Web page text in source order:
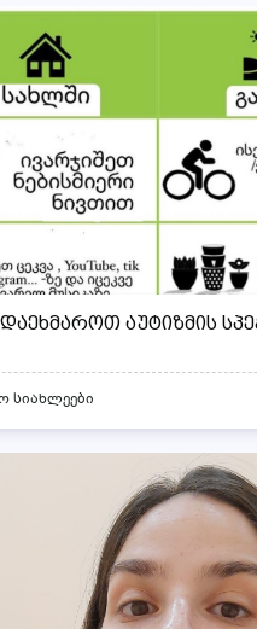
აუტიზმის
სიახლეები